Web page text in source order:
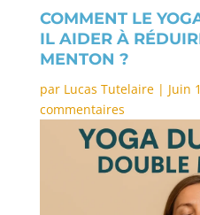
COMMENT LE
IL AIDER À
MENTON ?
par Lucas Tutelaire| Juin
commentaires